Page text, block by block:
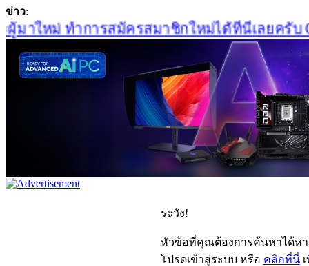
ข่าว:
าใหม่ ทำการสมัครสมาชิกใหม่ได้ที่นี่เลยครับ
ระวัง!
หัวข้อที่คุณต้องการค้นหาได้ห
โปรดเข้าสู่ระบบ หรือ คลิกที่นี่เ